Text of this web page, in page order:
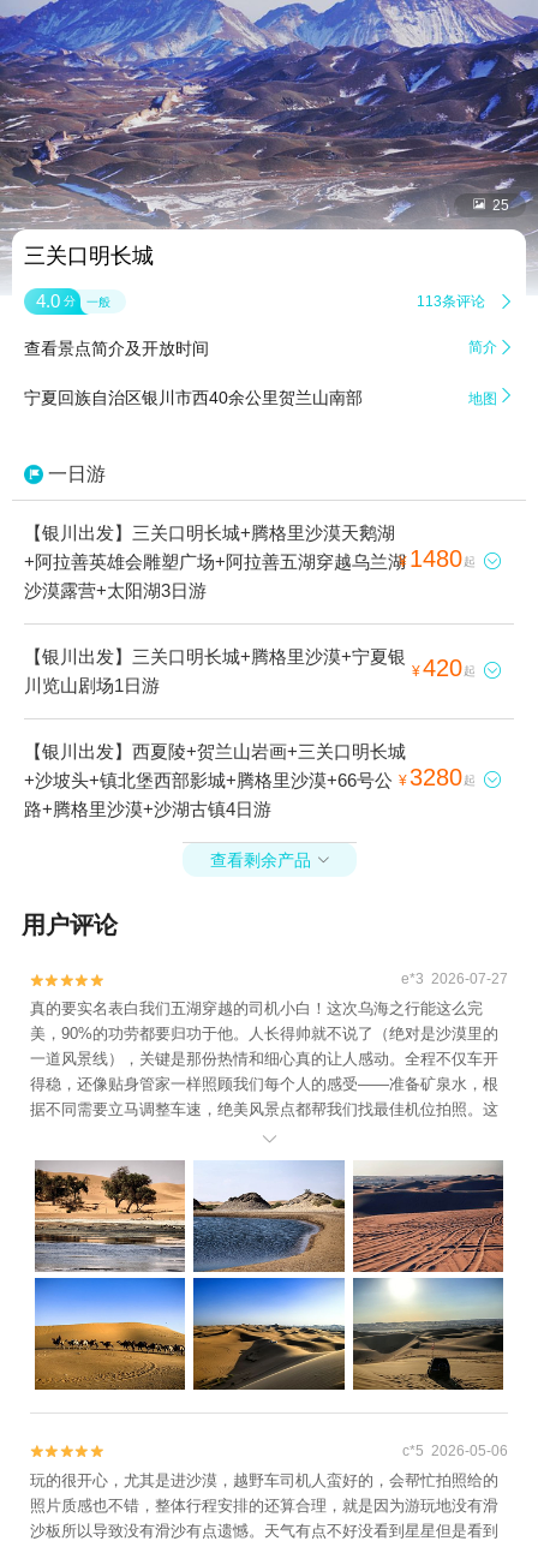
 25
三关口明长城
4.0 分 一般 113条评论 
查看景点简介及开放时间 简介 
宁夏回族自治区银川市西40余公里贺兰山南部 地图 
一日游
【银川出发】三关口明长城+腾格里沙漠天鹅湖
+阿拉善英雄会雕塑广场+阿拉善五湖穿越乌兰湖
沙漠露营+太阳湖3日游
¥ 1480起 
【银川出发】三关口明长城+腾格里沙漠+宁夏银
川览山剧场1日游
¥420起 
【银川出发】西夏陵+贺兰山岩画+三关口明长城
+沙坡头+镇北堡西部影城+腾格里沙漠+66号公
路+腾格里沙漠+沙湖古镇4日游
¥3280起 
查看剩余产品 
用户评论

 e*3 2026-07-27
真的要实名表白我们五湖穿越的司机小白！这次乌海之行能这么完
美，90%的功劳都要归功于他。人长得帅就不说了（绝对是沙漠里的
一道风景线），关键是那份热情和细心真的让人感动。全程不仅车开
得稳，还像贴身管家一样照顾我们每个人的感受——准备矿泉水，根
据不同需要立马调整车速，绝美风景点都帮我们找最佳机位拍照。这
一路穿越五个湖泊，别人可能只是“来过”，但因为有小白，我们是真
的“享受过”。服务完全超出了预期，这趟旅程因为有他变得特别温暖。
感谢小白，下次来乌海还找你！


 c*5 2026-05-06
玩的很开心，尤其是进沙漠，越野车司机人蛮好的，会帮忙拍照给的
照片质感也不错，整体行程安排的还算合理，就是因为游玩地没有滑
沙板所以导致没有滑沙有点遗憾。天气有点不好没看到星星但是看到
